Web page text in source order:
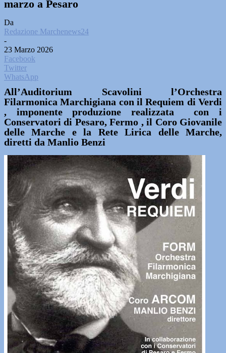
marzo a Pesaro
Da
Redazione Marchenews24
-
23 Marzo 2026
Facebook
Twitter
WhatsApp
All’Auditorium Scavolini l’Orchestra
Filarmonica Marchigiana con il Requiem di Verdi
, imponente produzione realizzata con i
Conservatori di Pesaro, Fermo , il Coro Giovanile
delle Marche
e la
Rete Lirica delle Marche,
diretti da Manlio Benzi